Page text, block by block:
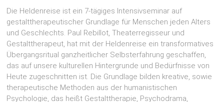
Die Heldenreise ist ein 7-tägiges Intensivseminar auf
gestalttherapeutischer Grundlage für Menschen jeden Alters
und Geschlechts. Paul Rebillot, Theaterregisseur und
Gestalttherapeut, hat mit der Heldenreise ein transformatives
Übergangsritual ganzheitlicher Selbsterfahrung geschaffen,
das auf unsere kulturellen Hintergrunde und Bedürfnisse von
Heute zugeschnitten ist. Die Grundlage bilden kreative, sowie
therapeutische Methoden aus der humanistischen
Psychologie, das heißt Gestalttherapie, Psychodrama,